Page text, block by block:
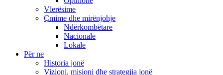
Vlerësime
Çmime dhe mirënjohje
Ndërkombëtare
Nacionale
Lokale
Për ne
Historia jonë
Vizioni, misioni dhe strategjia jonë